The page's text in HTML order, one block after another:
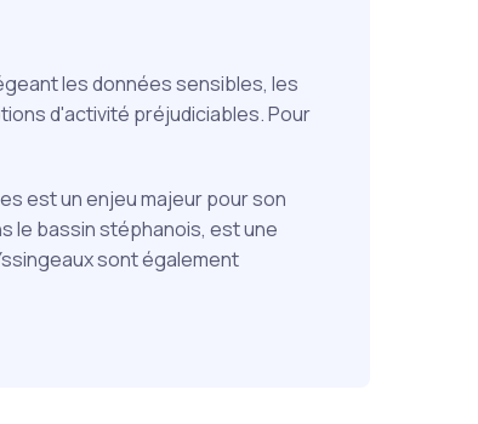
les données sensibles, les
d'activité préjudiciables. Pour
est un enjeu majeur pour son
le bassin stéphanois, est une
sont également